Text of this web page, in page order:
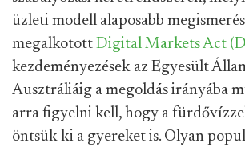
üzleti modell alaposabb
megalkotott Digital Markets Act
kezdeményezések az Egyesült
Ausztráliáig a megoldás irányába
arra figyelni kell, hogy a
öntsük ki a gyereket is. Olyan